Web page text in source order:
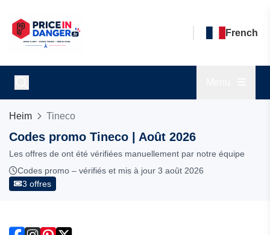
French
Heim Tineco
Codes promo Tineco | Août 2026
Les offres de ont été vérifiées manuellement par notre équipe
Codes promo – vérifiés et mis à jour 3 août 2026
3 offres